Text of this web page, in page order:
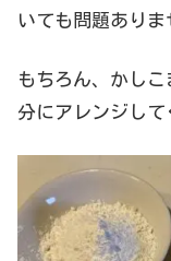
いても問題ありま
もちろん、かし
分にアレンジして